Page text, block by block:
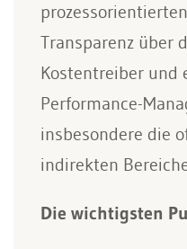
Transparenz über
Kostentreiber und
Performance-
insbesondere die
indirekten
Die wichtigsten